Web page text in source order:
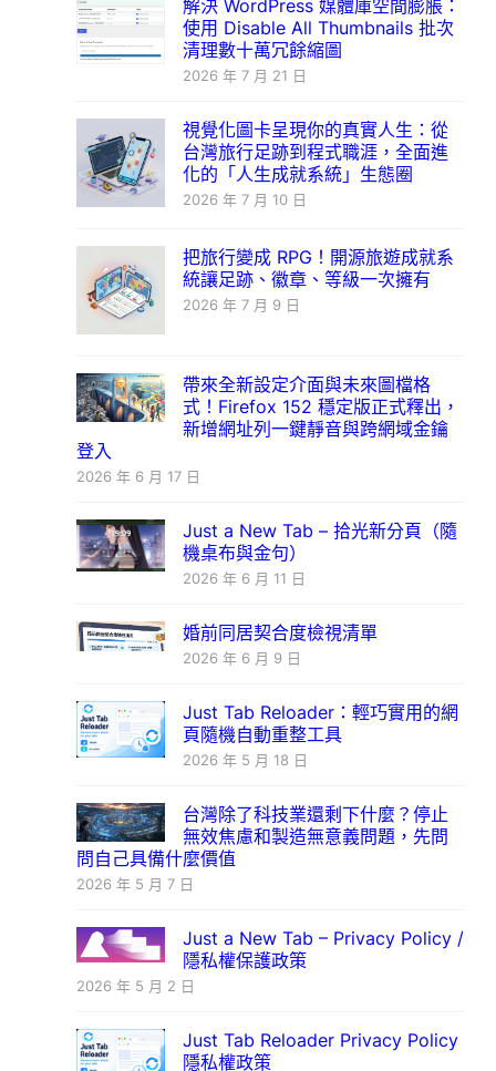
解決 WordPress 媒體庫空間膨脹：
使用 Disable All Thumbnails 批次
清理數十萬冗餘縮圖
2026 年 7 月 21 日
視覺化圖卡呈現你的真實人生：從
台灣旅行足跡到程式職涯，全面進
化的「人生成就系統」生態圈
2026 年 7 月 10 日
把旅行變成 RPG！開源旅遊成就系
統讓足跡、徽章、等級一次擁有
2026 年 7 月 9 日
帶來全新設定介面與未來圖檔格
式！Firefox 152 穩定版正式釋出，
新增網址列一鍵靜音與跨網域金鑰
登入
2026 年 6 月 17 日
Just a New Tab – 拾光新分頁（隨
機桌布與金句）
2026 年 6 月 11 日
婚前同居契合度檢視清單
2026 年 6 月 9 日
Just Tab Reloader：輕巧實用的網
頁隨機自動重整工具
2026 年 5 月 18 日
台灣除了科技業還剩下什麼？停止
無效焦慮和製造無意義問題，先問
問自己具備什麼價值
2026 年 5 月 7 日
Just a New Tab – Privacy Policy /
隱私權保護政策
2026 年 5 月 2 日
Just Tab Reloader Privacy Policy
隱私權政策